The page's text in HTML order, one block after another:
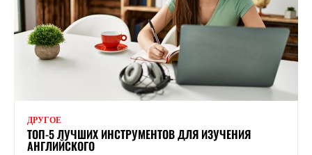
ДРУГОЕ
ТОП-5 ЛУЧШИХ ИНСТРУМЕНТОВ ДЛЯ ИЗУЧЕНИЯ
АНГЛИЙСКОГО